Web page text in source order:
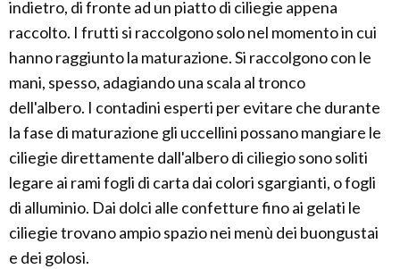
indietro, di fronte ad un piatto di ciliegie appena
raccolto. I frutti si raccolgono solo nel momento in cui
hanno raggiunto la maturazione. Si raccolgono con le
mani, spesso, adagiando una scala al tronco
dell'albero. I contadini esperti per evitare che durante
la fase di maturazione gli uccellini possano mangiare le
ciliegie direttamente dall'albero di ciliegio sono soliti
legare ai rami fogli di carta dai colori sgargianti, o fogli
di alluminio. Dai dolci alle confetture fino ai gelati le
ciliegie trovano ampio spazio nei menù dei buongustai
e dei golosi.